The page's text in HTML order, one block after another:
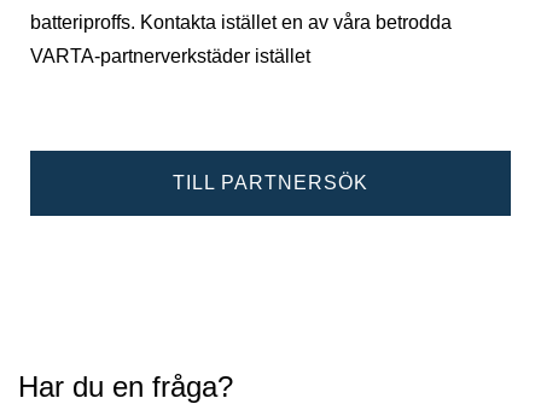
batteriproffs. Kontakta istället en av våra betrodda
VARTA-partnerverkstäder istället
TILL PARTNERSÖK
Har du en fråga?